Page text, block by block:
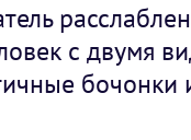
с двумя